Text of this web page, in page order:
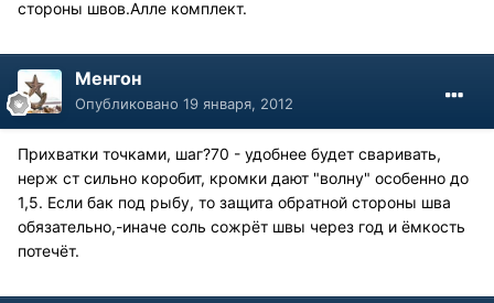
стороны швов.Алле комплект.
Менгон
Опубликовано 19 января, 2012
Прихватки точками, шаг?70 - удобнее будет сваривать,
нерж ст сильно коробит, кромки дают "волну" особенно до
1,5. Если бак под рыбу, то защита обратной стороны шва
обязательно,-иначе соль сожрёт швы через год и ёмкость
потечёт.